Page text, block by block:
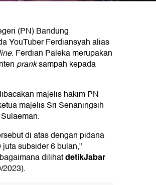
(PN) Bandung
YouTuber Ferdiansyah alias
Ferdian Paleka merupakan
pranksampah kepada
majelis hakim PN
majelis Sri Senaningsih
di atas dengan pidana
subsider 6 bulan,"
dilihatdetikJabar